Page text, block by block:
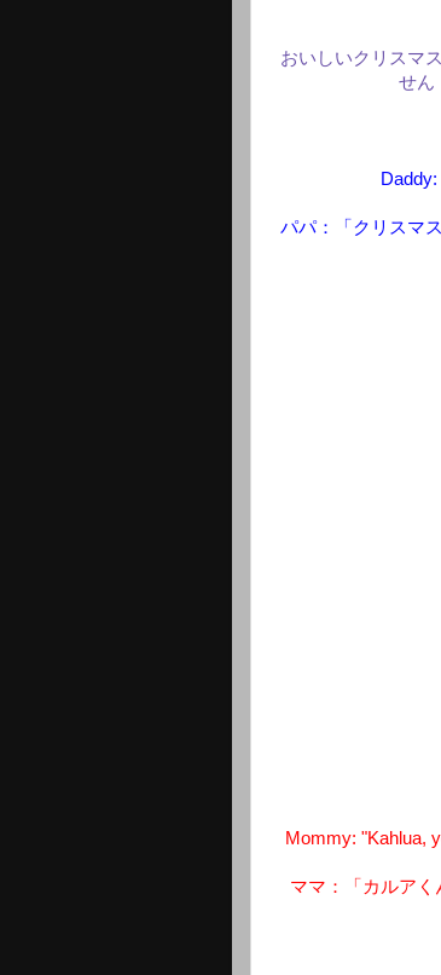
おいしいクリスマ
せん
パパ：「クリスマ
Mommy: "Kahlua,
ママ：「カルア